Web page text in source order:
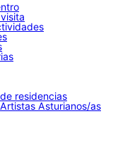
residencias
Asturianos/as